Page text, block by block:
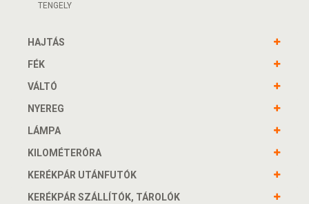
TENGELY
HAJTÁS
FÉK
VÁLTÓ
NYEREG
LÁMPA
KILOMÉTERÓRA
KERÉKPÁR UTÁNFUTÓK
KERÉKPÁR SZÁLLÍTÓK, TÁROLÓK